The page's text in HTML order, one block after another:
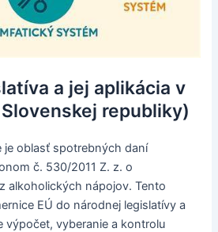
a jej aplikácia v
republiky)
je oblasť spotrebných daní
č. 530/2011 Z. z. o
alkoholických nápojov. Tento
EÚ do národnej legislatívy a
výpočet, vyberanie a kontrolu